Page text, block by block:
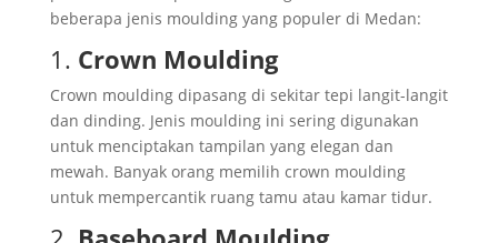
beberapa jenis moulding yang populer di Medan:
1. Crown Moulding
Crown moulding dipasang di sekitar tepi langit-langit
dan dinding. Jenis moulding ini sering digunakan
untuk menciptakan tampilan yang elegan dan
mewah. Banyak orang memilih crown moulding
untuk mempercantik ruang tamu atau kamar tidur.